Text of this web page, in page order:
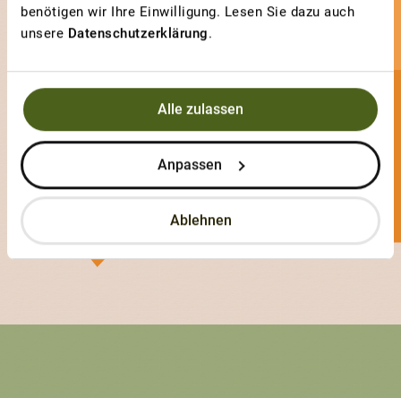
benötigen wir Ihre Einwilligung. Lesen Sie dazu auch
unsere Datenschutzerklärung.
Alle zulassen
Anpassen
Ablehnen
La Catrina
4 Votes